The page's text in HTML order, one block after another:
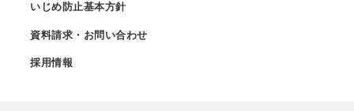
いじめ防止基本方針
資料請求・お問い合わせ
採用情報